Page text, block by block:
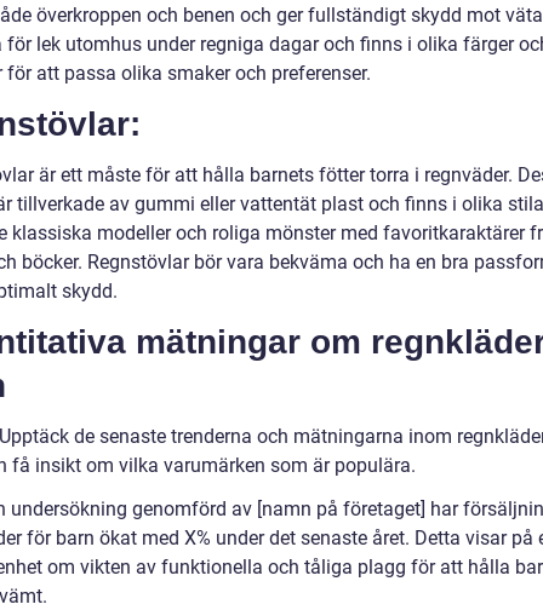
överkroppen och benen och ger fullständigt skydd mot
för lek utomhus under regniga dagar och finns i olika färger
för att passa olika smaker och preferenser.
är ett måste för att hålla barnets fötter torra i regnväder.
tillverkade av gummi eller vattentät plast och finns i olika
klassiska modeller och roliga mönster med favoritkaraktärer
böcker. Regnstövlar bör vara bekväma och ha en bra
skydd.
mätningar om
de senaste trenderna och mätningarna inom
få insikt om vilka varumärken som är populära.
undersökning genomförd av [namn på företaget] har
för barn ökat med X% under det senaste året. Detta visar på
om vikten av funktionella och tåliga plagg för att hålla